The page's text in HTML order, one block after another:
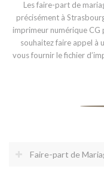
Les faire-part de
précisément à
imprimeur numérique CG
souhaitez faire appel à
vous fournir le fichier
Faire-part de